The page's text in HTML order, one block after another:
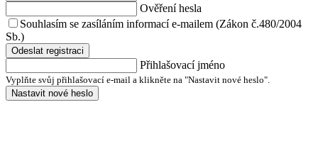
Ověření hesla
Souhlasím se zasíláním informací e-mailem (Zákon č.480/2004
Sb.)
Odeslat registraci
Přihlašovací jméno
Vyplňte svůj přihlašovací e-mail a klikněte na "Nastavit nové heslo".
Nastavit nové heslo